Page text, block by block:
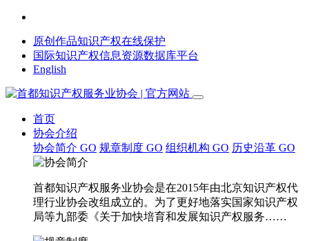
原创作品知识产权在线保护
国际知识产权信息资源数据库平台
English
首页
协会介绍
协会简介 GO 规章制度 GO 组织机构 GO 历史沿革 GO
首都知识产权服务业协会是在2015年由北京知识产权代
理行业协会改组成立的。为了更好地落实国家知识产权
局等九部委《关于加快培育和发展知识产权服务……